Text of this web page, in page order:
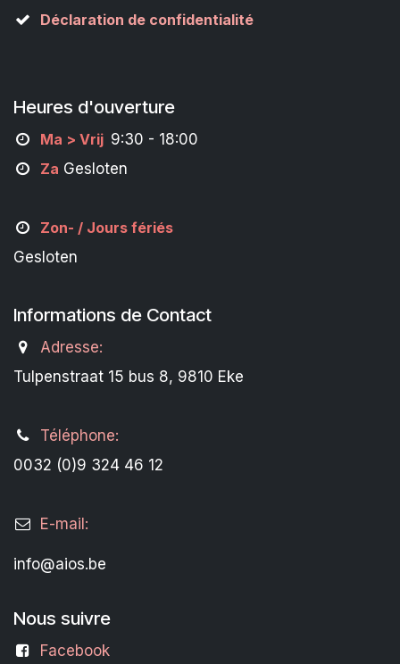
Déclaration de confidentialité
Heures d'ouverture
Ma > Vrij 9:30 - 18:00
Za Gesloten
Zon- / Jours fériés
Gesloten
Informations de Contact
Adresse:
Tulpenstraat 15 bus 8, 9810 Eke
Téléphone:
0032 (0)9 324 46 12
E-mail:
info@aios.be
Nous suivre
Facebook